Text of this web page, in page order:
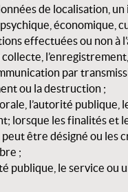
de localisation,
économique,
effectuées ou non à
par
ou la destruction ;
l’autorité
lorsque les finalités et
être désigné ou
;
publique, le service